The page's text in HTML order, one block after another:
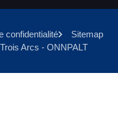
confidentialité
Sitemap
Arcs - ONNPALT